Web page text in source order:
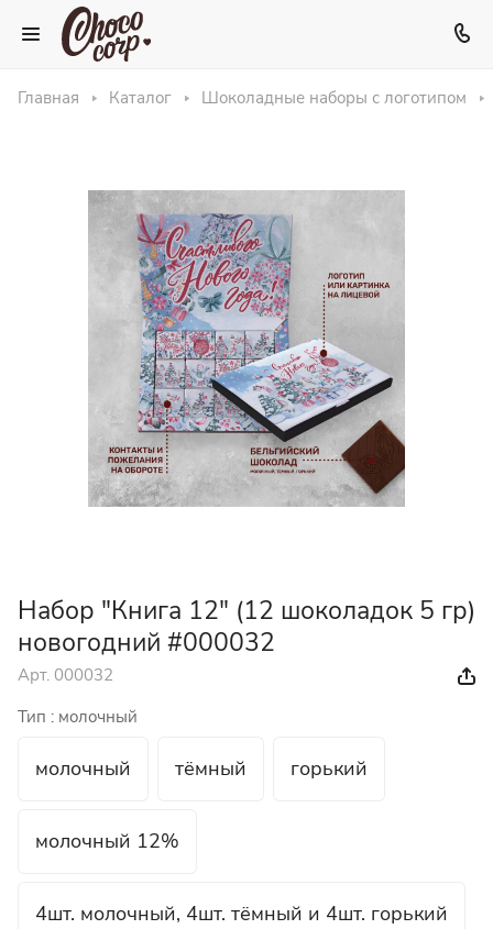
Главная Каталог Шоколадные наборы с логотипом
Набор "Книга 12" (12 шоколадок 5 гр)
новогодний #000032
Арт. 000032
Тип : молочный
молочный тёмный горький
молочный 12%
4шт. молочный, 4шт. тёмный и 4шт. горький